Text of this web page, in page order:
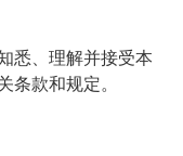
悉、理解并接受本
条款和规定。